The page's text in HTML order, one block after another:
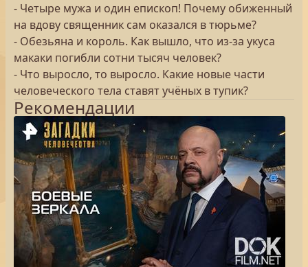
- Четыре мужа и один епископ! Почему обиженный
на вдову священник сам оказался в тюрьме?
- Обезьяна и король. Как вышло, что из-за укуса
макаки погибли сотни тысяч человек?
- Что выросло, то выросло. Какие новые части
человеческого тела ставят учёных в тупик?
Рекомендации